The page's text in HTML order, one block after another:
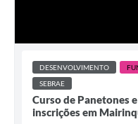
DESENVOLVIMENTO
SEBRAE
Curso de Panetones
inscrições em